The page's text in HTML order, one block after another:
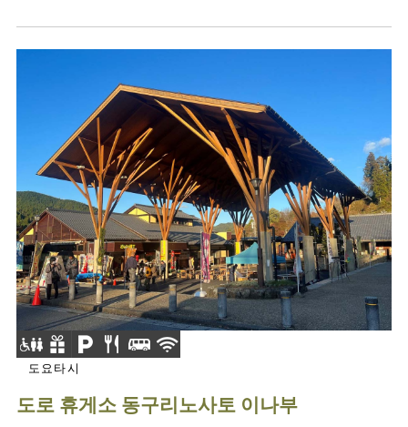
도요타시
도로 휴게소 동구리노사토 이나부